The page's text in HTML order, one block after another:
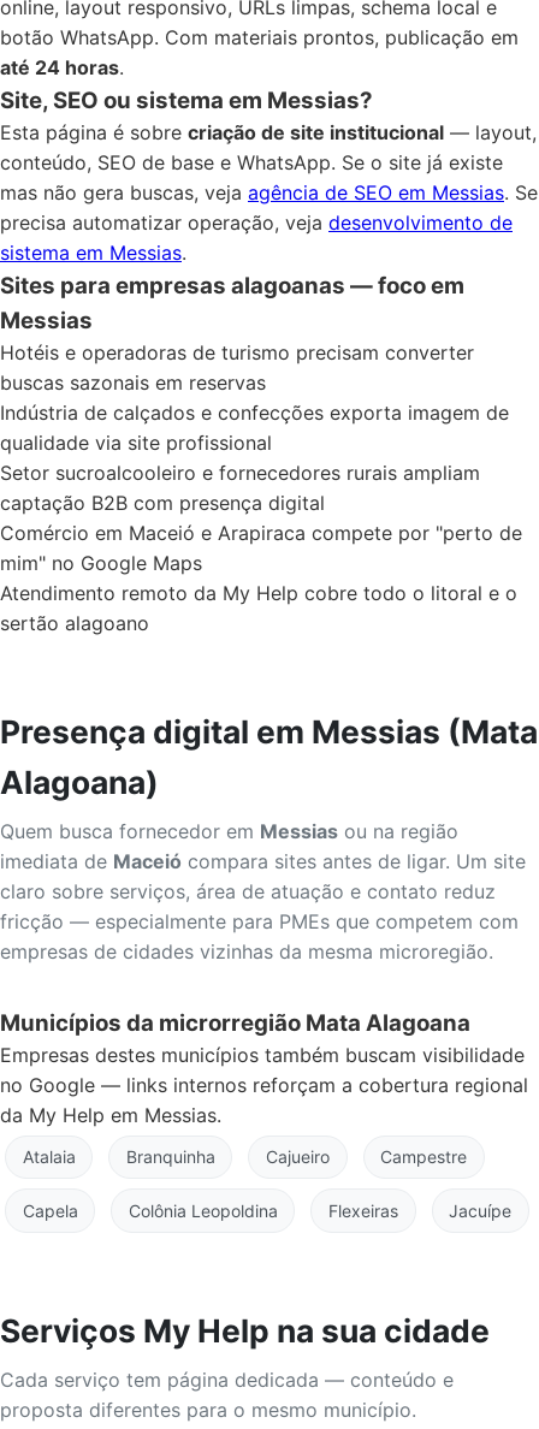
online, layout responsivo, URLs limpas, schema local e
botão WhatsApp. Com materiais prontos, publicação em
até 24 horas.
Site, SEO ou sistema em Messias?
Esta página é sobre criação de site institucional — layout,
conteúdo, SEO de base e WhatsApp. Se o site já existe
mas não gera buscas, veja agência de SEO em Messias. Se
precisa automatizar operação, veja desenvolvimento de
sistema em Messias.
Sites para empresas alagoanas — foco em
Messias
Hotéis e operadoras de turismo precisam converter
buscas sazonais em reservas
Indústria de calçados e confecções exporta imagem de
qualidade via site profissional
Setor sucroalcooleiro e fornecedores rurais ampliam
captação B2B com presença digital
Comércio em Maceió e Arapiraca compete por "perto de
mim" no Google Maps
Atendimento remoto da My Help cobre todo o litoral e o
sertão alagoano
Presença digital em Messias (Mata
Alagoana)
Quem busca fornecedor em Messias ou na região
imediata de Maceió compara sites antes de ligar. Um site
claro sobre serviços, área de atuação e contato reduz
fricção — especialmente para PMEs que competem com
empresas de cidades vizinhas da mesma microregião.
Municípios da microrregião Mata Alagoana
Empresas destes municípios também buscam visibilidade
no Google — links internos reforçam a cobertura regional
da My Help em Messias.
Atalaia Branquinha Cajueiro Campestre
Capela Colônia Leopoldina Flexeiras Jacuípe
Serviços My Help na sua cidade
Cada serviço tem página dedicada — conteúdo e
proposta diferentes para o mesmo município.